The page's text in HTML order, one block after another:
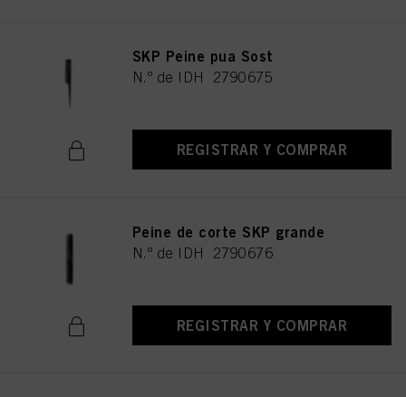
SKP Peine pua Sost
N.º de IDH 2790675
REGISTRAR Y COMPRAR
Peine de corte SKP grande
N.º de IDH 2790676
REGISTRAR Y COMPRAR